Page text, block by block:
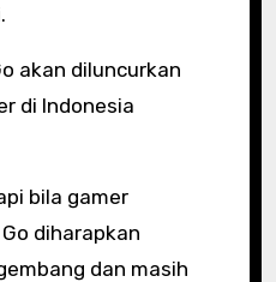
akan diluncurkan
di Indonesia
bila gamer
diharapkan
dan masih